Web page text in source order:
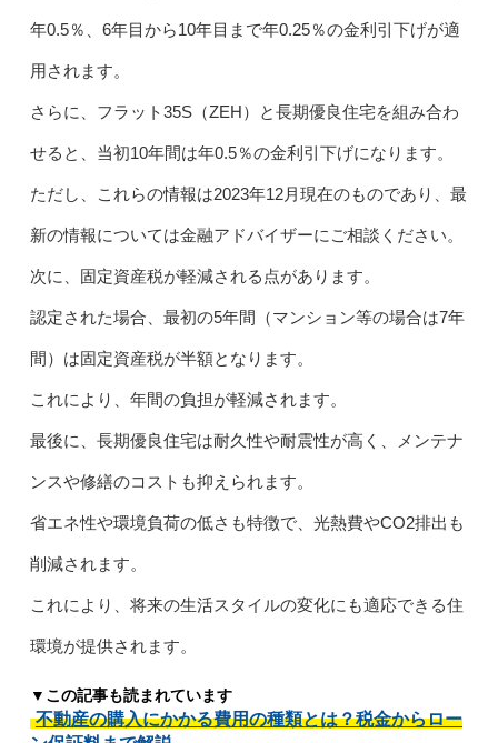
年0.5％、6年目から10年目まで年0.25％の金利引下げが適
用されます。
さらに、フラット35S（ZEH）と長期優良住宅を組み合わ
せると、当初10年間は年0.5％の金利引下げになります。
ただし、これらの情報は2023年12月現在のものであり、最
新の情報については金融アドバイザーにご相談ください。
次に、固定資産税が軽減される点があります。
認定された場合、最初の5年間（マンション等の場合は7年
間）は固定資産税が半額となります。
これにより、年間の負担が軽減されます。
最後に、長期優良住宅は耐久性や耐震性が高く、メンテナ
ンスや修繕のコストも抑えられます。
省エネ性や環境負荷の低さも特徴で、光熱費やCO2排出も
削減されます。
これにより、将来の生活スタイルの変化にも適応できる住
環境が提供されます。
▼この記事も読まれています
不動産の購入にかかる費用の種類とは？税金からロー